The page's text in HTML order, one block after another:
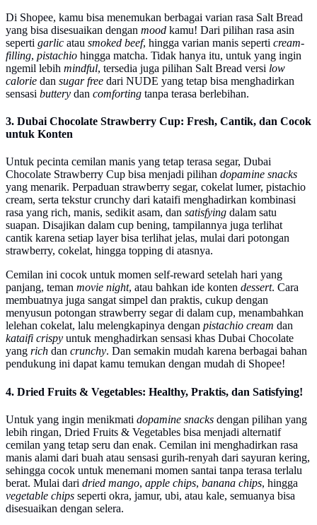
Di Shopee, kamu bisa menemukan berbagai varian rasa Salt Bread
yang bisa disesuaikan dengan mood kamu! Dari pilihan rasa asin
seperti garlic atau smoked beef, hingga varian manis seperti cream-
filling, pistachio hingga matcha. Tidak hanya itu, untuk yang ingin
ngemil lebih mindful, tersedia juga pilihan Salt Bread versi low
calorie dan sugar free dari NUDE yang tetap bisa menghadirkan
sensasi buttery dan comforting tanpa terasa berlebihan.
3. Dubai Chocolate Strawberry Cup: Fresh, Cantik, dan Cocok
untuk Konten
Untuk pecinta cemilan manis yang tetap terasa segar, Dubai
Chocolate Strawberry Cup bisa menjadi pilihan dopamine snacks
yang menarik. Perpaduan strawberry segar, cokelat lumer, pistachio
cream, serta tekstur crunchy dari kataifi menghadirkan kombinasi
rasa yang rich, manis, sedikit asam, dan satisfying dalam satu
suapan. Disajikan dalam cup bening, tampilannya juga terlihat
cantik karena setiap layer bisa terlihat jelas, mulai dari potongan
strawberry, cokelat, hingga topping di atasnya.
Cemilan ini cocok untuk momen self-reward setelah hari yang
panjang, teman movie night, atau bahkan ide konten dessert. Cara
membuatnya juga sangat simpel dan praktis, cukup dengan
menyusun potongan strawberry segar di dalam cup, menambahkan
lelehan cokelat, lalu melengkapinya dengan pistachio cream dan
kataifi crispy untuk menghadirkan sensasi khas Dubai Chocolate
yang rich dan crunchy. Dan semakin mudah karena berbagai bahan
pendukung ini dapat kamu temukan dengan mudah di Shopee!
4. Dried Fruits & Vegetables: Healthy, Praktis, dan Satisfying!
Untuk yang ingin menikmati dopamine snacks dengan pilihan yang
lebih ringan, Dried Fruits & Vegetables bisa menjadi alternatif
cemilan yang tetap seru dan enak. Cemilan ini menghadirkan rasa
manis alami dari buah atau sensasi gurih-renyah dari sayuran kering,
sehingga cocok untuk menemani momen santai tanpa terasa terlalu
berat. Mulai dari dried mango, apple chips, banana chips, hingga
vegetable chips seperti okra, jamur, ubi, atau kale, semuanya bisa
disesuaikan dengan selera.